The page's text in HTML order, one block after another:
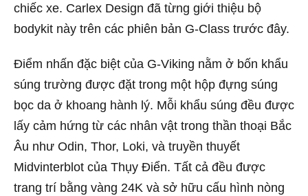
chiếc xe. Carlex Design đã từng giới thiệu bộ
bodykit này trên các phiên bản G-Class trước đây.
Điểm nhấn đặc biệt của G-Viking nằm ở bốn khẩu
súng trường được đặt trong một hộp đựng súng
bọc da ở khoang hành lý. Mỗi khẩu súng đều được
lấy cảm hứng từ các nhân vật trong thần thoại Bắc
Âu như Odin, Thor, Loki, và truyền thuyết
Midvinterblot của Thụy Điển. Tất cả đều được
trang trí bằng vàng 24K và sở hữu cấu hình nòng